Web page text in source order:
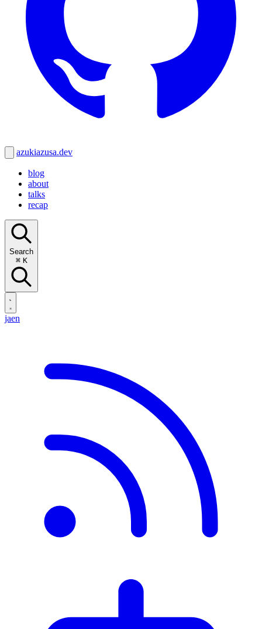
azukiazusa.dev
blog
about
talks
recap
Search
⌘ K
jaen